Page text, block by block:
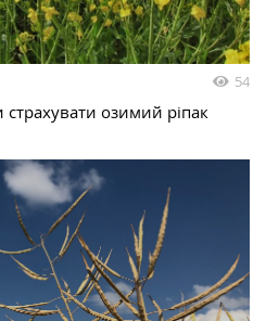
54
страхувати озимий ріпак